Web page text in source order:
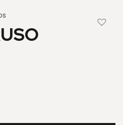
KOM3D3S